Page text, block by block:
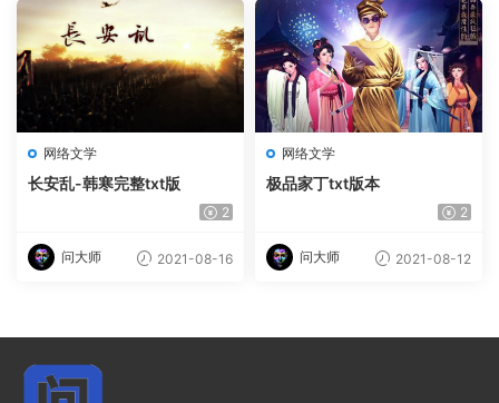
网络文学
长安乱-韩寒完整txt版
2
问大师 2021-08-16
网络文学
极品家丁txt版本
2
问大师 2021-08-12